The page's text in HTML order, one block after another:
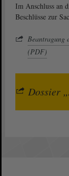
Im Anschluss an
Beschlüsse zur
Beantragung
(PDF)
Dossier